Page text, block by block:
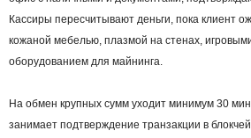
Кассиры пересчитывают деньги, пока клиент
кожаной мебелью, плазмой на стенах,
оборудованием для майнинга.
На обмен крупных сумм уходит минимум 30
занимает подтверждение транзакции в